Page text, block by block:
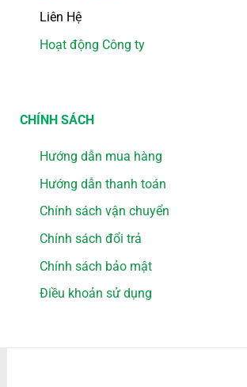
Liên Hệ
Hoạt động Công ty
CHÍNH SÁCH
Hướng dẫn mua hàng
Hướng dẫn thanh toán
Chính sách vận chuyển
Chính sách đổi trả
Chính sách bảo mật
Điều khoản sử dụng